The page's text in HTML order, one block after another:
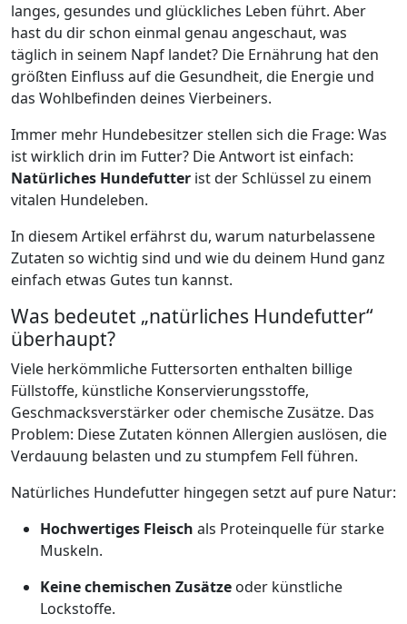
langes, gesundes und glückliches Leben führt. Aber
hast du dir schon einmal genau angeschaut, was
täglich in seinem Napf landet? Die Ernährung hat den
größten Einfluss auf die Gesundheit, die Energie und
das Wohlbefinden deines Vierbeiners.
Immer mehr Hundebesitzer stellen sich die Frage: Was
ist wirklich drin im Futter? Die Antwort ist einfach:
Natürliches Hundefutter ist der Schlüssel zu einem
vitalen Hundeleben.
In diesem Artikel erfährst du, warum naturbelassene
Zutaten so wichtig sind und wie du deinem Hund ganz
einfach etwas Gutes tun kannst.
Was bedeutet „natürliches Hundefutter“
überhaupt?
Viele herkömmliche Futtersorten enthalten billige
Füllstoffe, künstliche Konservierungsstoffe,
Geschmacksverstärker oder chemische Zusätze. Das
Problem: Diese Zutaten können Allergien auslösen, die
Verdauung belasten und zu stumpfem Fell führen.
Natürliches Hundefutter hingegen setzt auf pure Natur:
Hochwertiges Fleisch als Proteinquelle für starke
Muskeln.
Keine chemischen Zusätze oder künstliche
Lockstoffe.